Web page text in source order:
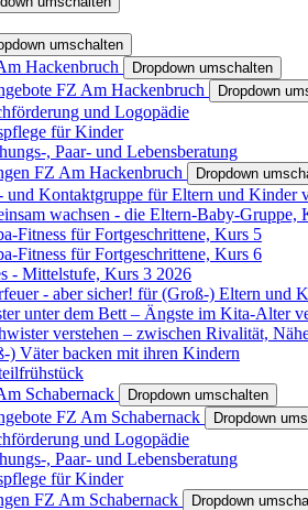
umschalten
Hackenbruch Dropdown umschalten
FZ Am Hackenbruch Dropdown
und Logopädie
für Kinder
, Paar- und Lebensberatung
FZ Am Hackenbruch
Dropdown
und Kontaktgruppe für Eltern und Kinder
wachsen - die Eltern-Baby-Gruppe,
Fitness für Fortgeschrittene, Kurs 5
Fitness für Fortgeschrittene, Kurs 6
- Mittelstufe, Kurs 3 2026
- aber sicher! für (Groß-) Eltern und
unter dem Bett – Ängste im Kita-Alter
verstehen – zwischen Rivalität,
) Väter backen mit ihren Kindern
Schabernack
Dropdown umschalten
FZ Am Schabernack Dropdown
und Logopädie
, Paar- und Lebensberatung
für Kinder
FZ Am Schabernack
Dropdown